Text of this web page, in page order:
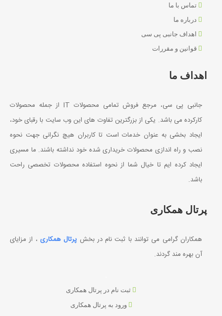
تماس با ما
درباره ما
اهداف جانبی پی سی
قوانین و مقررات
اهداف ما
جانبی پی سی، مرجع فروش تمامی محصولات IT از جمله محصولات
کارکرده می باشد. یکی از بزرگترین تفاوت های این وب سایت با رقبای خود،
ایجاد بخشی به عنوان خدمات است تا کاربران هیچ نگرانی جهت نحوه
نصب و راه اندازی محصولات خریداری شده خود نداشته باشند. ما مسیری
ایجاد کرده ایم تا خیال شما از نحوه استفاده محصولات تخصصی راحت
باشد.
پرتال همکاری
همکاران گرامی می توانند با ثبت نام در بخش پرتال همکاری ، از مزایای
آن بهره مند گردند.
ثبت نام در پرتال همکاری
ورود به پرتال همکاری